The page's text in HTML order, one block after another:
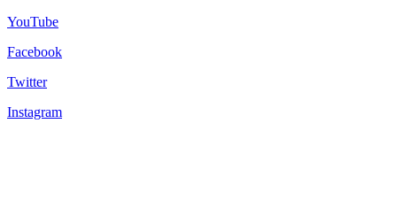
YouTube
Facebook
Twitter
Instagram